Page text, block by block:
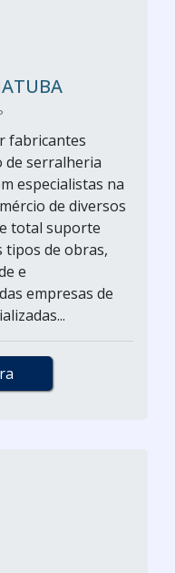
fabricantes
de serralheria
especialistas na
de diversos
total suporte
tipos de obras,
e
empresas de